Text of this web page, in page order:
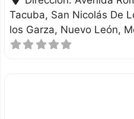
Tacuba, San Nicolás De
los Garza Nuevo León